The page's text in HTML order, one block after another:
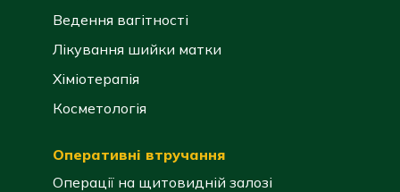
Ведення вагітності
Лікування шийки матки
Хіміотерапія
Косметологія
Оперативні втручання
Операції на щитовидній залозі